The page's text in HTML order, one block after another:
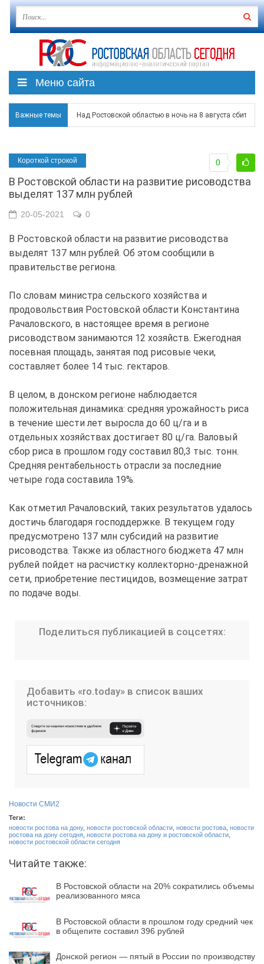
Меню сайта
Важные темы Над Ростовской областью в ночь на 8 августа сбито
Режим ЧС регионального характера начал
В Чеховской библиотеке Таганрога открылась
В Ростове задержан подозреваемый в ночном
Короткой строкой
В Ростовской области на развитие рисоводства
выделят 137 млн рублей
0
20-05-2021 0
В Ростовской области на развитие рисоводства
выделят 137 млн рублей. Об этом сообщили в
правительстве региона.
По словам министра сельского хозяйства и
продовольствия Ростовской области Константина
Рачаловского, в настоящее время в регионе
рисоводством занимаются 12 хозяйств. Ежегодная
посевная площадь, занятая под рисовые чеки,
составляет более 14 тыс. гектаров.
В целом, в донском регионе наблюдается
положительная динамика: средняя урожайность риса
в течение шести лет выросла до 60 ц/га и в
отдельных хозяйствах достигает 80 ц/га. Валовый
сбор риса в прошлом году составил 80,3 тыс. тонн.
Средняя рентабельность отрасли за последние
четыре года составила 19%.
Как отметил Рачаловский, таких результатов удалось
достичь благодаря господдержке. В текущем году
предусмотрено 137 млн субсидий на развитие
рисоводства. Также из областного бюджета 47 млн
рублей пойдет на расчистку коллекторно-дренажной
сети, приобретение пестицидов, возмещение затрат
по подаче воды.
Поделиться публикацией в соцсетях:
Добавить «ro.today» в список ваших
источников:
Новости СМИ2
Теги:
новости ростова на дону, новости ростовской области новости ростова новости
ростова на дону сегодня новости ростова на дону и ростовской области
новости ростовской области сегодня
Читайте также:
В Ростовской области на 20% сократились объемы
реализованного мяса
В Ростовской области в прошлом году средний чек
в общепите составил 396 рублей
Донской регион — пятый в России по производству